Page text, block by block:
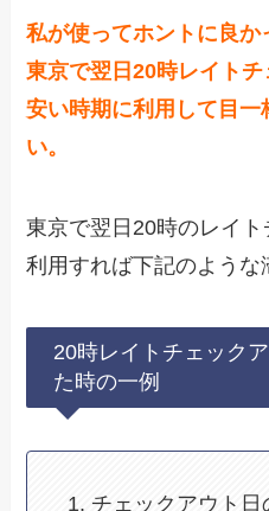
私が使ってホントに良
東京で翌日20時レイト
安い時期に利用して目一
い。
東京で翌日20時のレイ
利用すれば下記のような
20時レイトチェック
た時の一例
チェックアウト